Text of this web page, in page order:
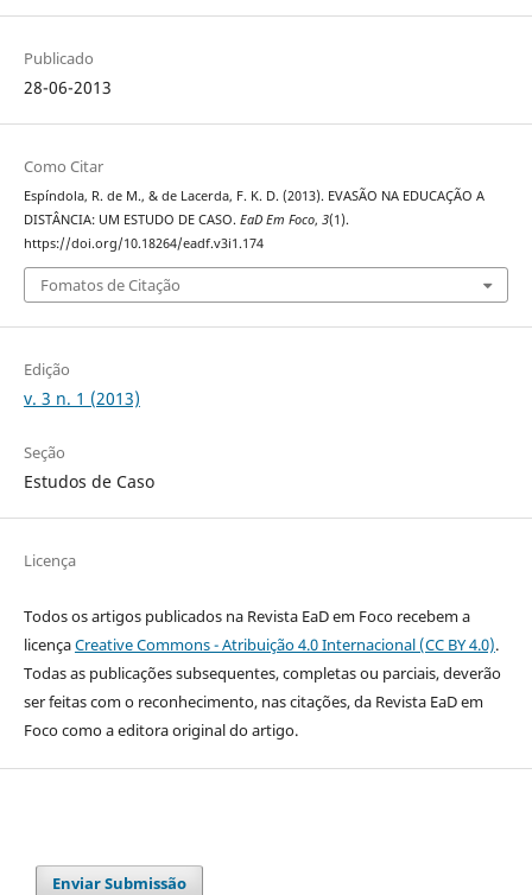
Publicado
28-06-2013
Como Citar
Espí­ndola, R. de M., & de Lacerda, F. K. D. (2013). EVASÃO NA EDUCAÇÃO A
DISTÂNCIA: UM ESTUDO DE CASO. EaD Em Foco, 3(1).
https://doi.org/10.18264/eadf.v3i1.174
Fomatos de Citação
Edição
v. 3 n. 1 (2013)
Seção
Estudos de Caso
Licença
Todos os artigos publicados na Revista EaD em Foco recebem a
licençaCreative Commons - Atribuição 4.0 Internacional (CC BY 4.0).
Todas as publicações subsequentes, completas ou parciais, deverão
ser feitas com o reconhecimento, nas citações, da Revista EaD em
Foco como a editora original do artigo.
Enviar Submissão